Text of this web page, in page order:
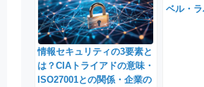
情報セキュリティの3要素と
は？CIAトライアドの意味・
ISO27001との関係・企業の
ベル・